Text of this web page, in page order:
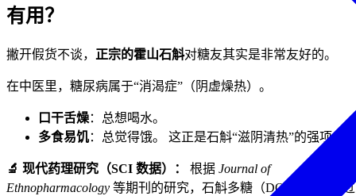
有用？
撇开假货不谈， 正宗的霍山石斛对糖友其实是非常友好的。
在中医里，糖尿病属于“消渴症”（阴虚燥热）。
口干舌燥：总想喝水。
多食易饥：总觉得饿。 这正是石斛“滋阴清热”的强项。
🔬 现代药理研究（SCI 数据）： 根据 Journal of
Ethnopharmacology 等期刊的研究，石斛多糖（DOP）主要通过